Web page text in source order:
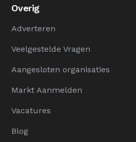
Overig
Adverteren
Veelgestelde Vragen
Aangesloten organisaties
Markt Aanmelden
Vacatures
Blog